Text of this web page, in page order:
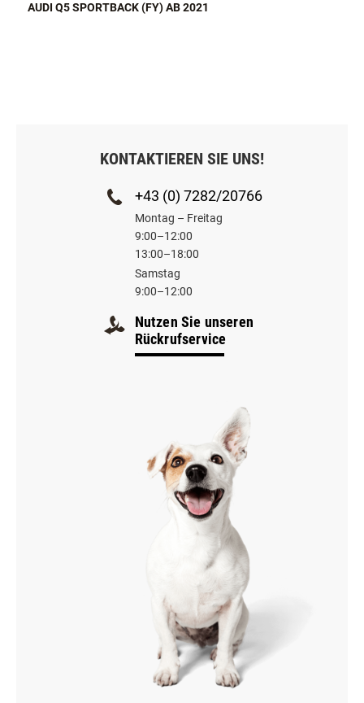
AUDI Q5 SPORTBACK (FY) AB 2021
KONTAKTIEREN SIE UNS!
+43 (0) 7282/20766
Montag – Freitag
9:00–12:00
13:00–18:00
Samstag
9:00–12:00
Nutzen Sie unseren
Rückrufservice